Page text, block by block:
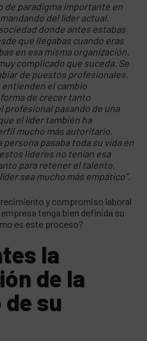
de paradigma importante en
del líder actual.
donde antes estabas
que llegabas cuando eras
en esa misma organización.
complicado que suceda. Se
de puestos profesionales.
entienden el cambio
de crecer tanto
profesional pasando de una
el líder también ha
mucho más autoritario.
pasaba toda su vida en
lideres no tenían esa
para retener el talento.
sea mucho más empático”.
y compromiso laboral
tenga bien definida su
es este proceso?
la
de la
su